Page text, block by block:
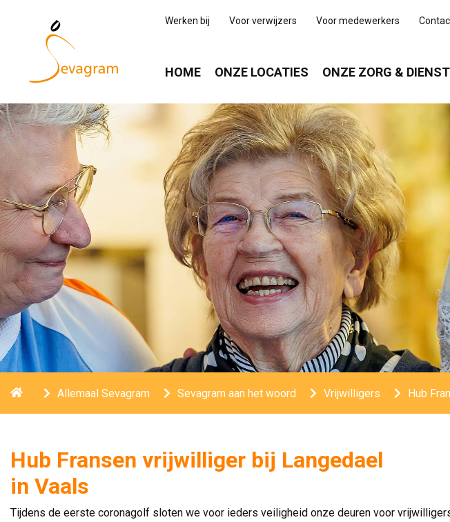
Werken bij Voor verwijzers Voor medewerkers
HOME ONZE LOCATIES ONZE ZORG &
Home Allemaal Sevagram Sevagram aan het woord Vrijwilligers Hub
Hub Fransen vrijwilliger bij Langedael
in Vaals
Tijdens de eerste coronagolf sloten we voor ieders veiligheid onze deuren voor